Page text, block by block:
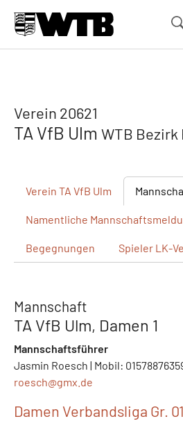
Verein 20621
TA VfB Ulm WTB Bezirk
Verein TA VfB Ulm
Namentliche
Begegnungen Spieler LK-
Mannschaft
TA VfB Ulm, Damen 1
Mannschaftsführer
Jasmin Roesch | Mobil:
roesch@gmx.de
Damen Verbandsliga Gr.